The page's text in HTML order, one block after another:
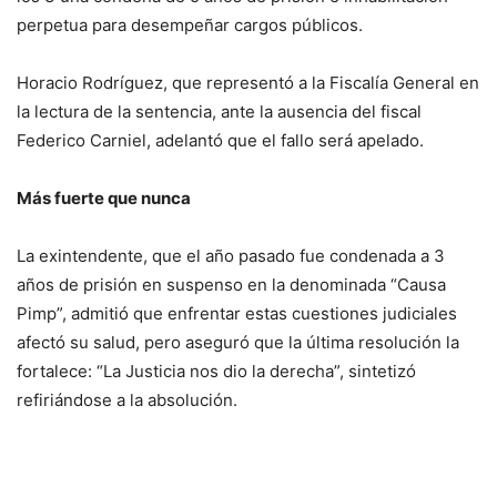
perpetua para desempeñar cargos públicos.
Horacio Rodríguez, que representó a la Fiscalía General en
la lectura de la sentencia, ante la ausencia del fiscal
Federico Carniel, adelantó que el fallo será apelado.
Más fuerte que nunca
La exintendente, que el año pasado fue condenada a 3
años de prisión en suspenso en la denominada “Causa
Pimp”, admitió que enfrentar estas cuestiones judiciales
afectó su salud, pero aseguró que la última resolución la
fortalece: “La Justicia nos dio la derecha”, sintetizó
refiriándose a la absolución.